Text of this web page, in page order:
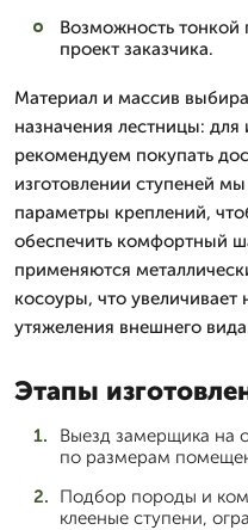
Возможность
проект заказчика.
Материал и массив
назначения лестницы:
рекомендуем покупать
изготовлении ступеней
параметры креплений,
обеспечить комфортный
применяются
косоуры, что
утяжеления внешнего
Этапы
Выезд замерщика на
по размерам
Подбор породы и
клееные ступени,